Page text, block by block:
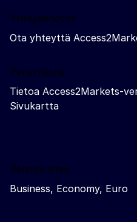
Yhteydenotot
Ota yhteyttä
Perustietoa
Tietoa Access2Markets-
Sivukartta
Related sites
Business, Economy, Euro